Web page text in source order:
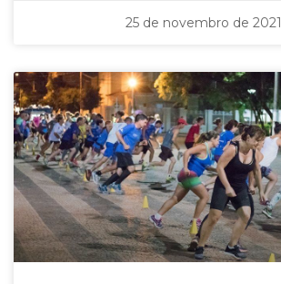
25 de novembro de 2021